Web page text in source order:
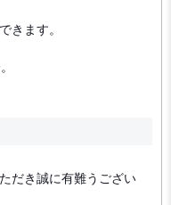
きます。
だき誠に有難うござい